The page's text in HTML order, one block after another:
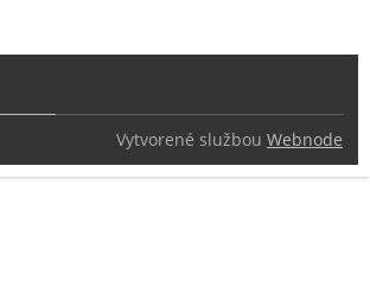
Vytvorené službou Webnode